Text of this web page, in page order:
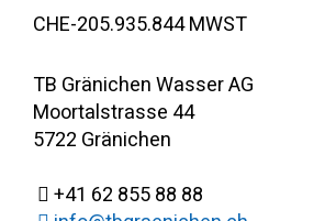
CHE-205.935.844 MWST
TB Gränichen Wasser AG
Moortalstrasse 44
5722 Gränichen
+41 62 855 88 88